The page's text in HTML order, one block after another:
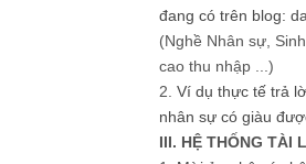
đang có trên blog:
(Nghề Nhân sự,
cao thu nhập ...)
2. Ví dụ thực tế trả
nhân sự có giàu
III. HỆ THỐNG TÀI